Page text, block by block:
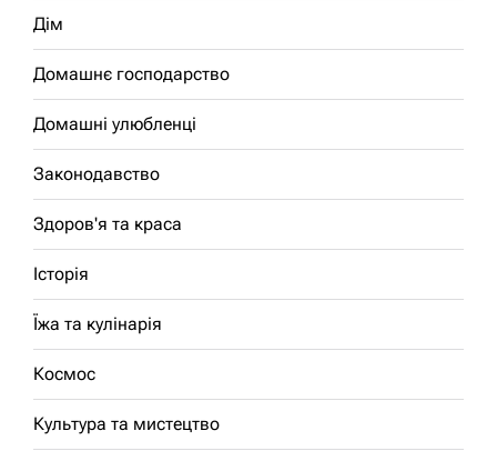
Дім
Домашнє господарство
Домашні улюбленці
Законодавство
Здоров'я та краса
Історія
Їжа та кулінарія
Космос
Культура та мистецтво